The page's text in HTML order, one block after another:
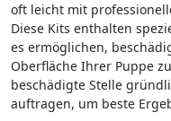
oft leicht mit
Diese Kits enthalten
es ermöglichen,
Oberfläche Ihrer Puppe
beschädigte Stelle
auftragen, um beste